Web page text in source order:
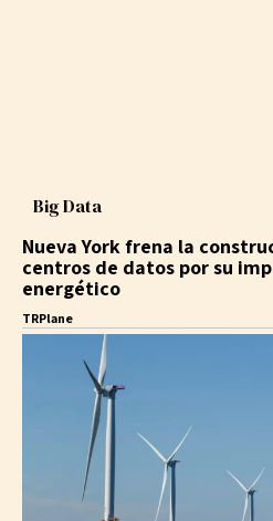
Big Data
Nueva York frena la
centros de datos por su
energético
TRPlane